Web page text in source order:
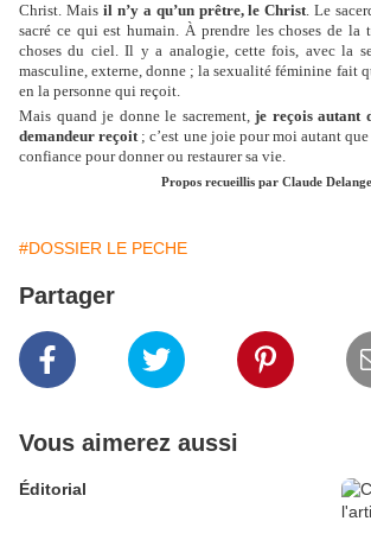
Christ. Mais il n’y a qu’un prêtre, le Christ. Le
sacré ce qui est humain. À prendre les choses de la
choses du ciel. Il y a analogie, cette fois, avec la
masculine, externe, donne ; la sexualité féminine fait
en la personne qui reçoit.
Mais quand je donne le sacrement, je reçois autant
demandeur reçoit ; c’est une joie pour moi autant
confiance pour donner ou restaurer sa vie.
Propos recueillis par Claude
#DOSSIER LE PECHE
Partager
Vous aimerez aussi
Éditorial